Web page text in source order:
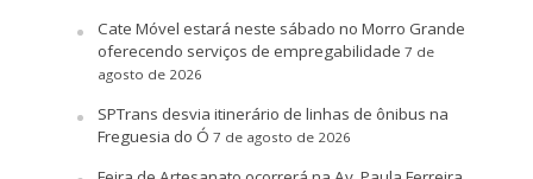
Cate Móvel estará neste sábado no Morro Grande
oferecendo serviços de empregabilidade 7 de
agosto de 2026
SPTrans desvia itinerário de linhas de ônibus na
Freguesia do Ó 7 de agosto de 2026